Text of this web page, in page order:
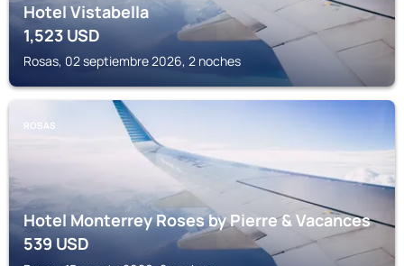
Hotel Vistabella
1,523USD
Rosas, 02 septiembre 2026, 2 noches
ROSAS
Hotel Monterrey Roses by Pierre & Vacances
539USD